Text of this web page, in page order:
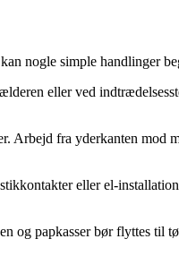
nogle simple handlinger
eller ved
Arbejd fra yderkanten
eller el-
og papkasser bør flyttes til